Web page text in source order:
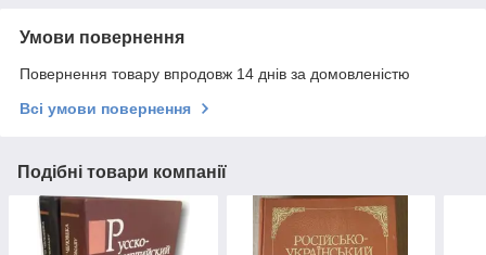
Умови повернення
Повернення товару впродовж 14 днів за домовленістю
Всі умови повернення
Подібні товари компанії